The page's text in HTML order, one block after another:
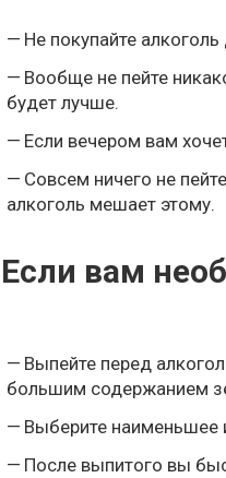
Не покупайте
Вообще не пейте
будет лучше.
Если вечером вам
Совсем ничего не
алкоголь мешает этому.
Если вам
Выпейте перед
большим содержанием
Выберите наименьшее
После выпитого вы